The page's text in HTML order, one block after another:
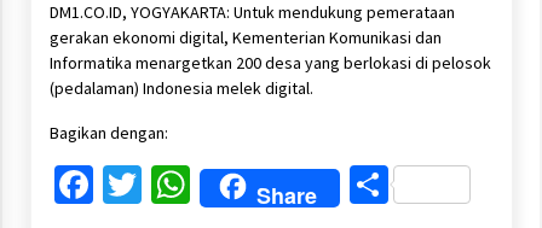
DM1.CO.ID, YOGYAKARTA: Untuk mendukung pemerataan
gerakan ekonomi digital, Kementerian Komunikasi dan
Informatika menargetkan 200 desa yang berlokasi di pelosok
(pedalaman) Indonesia melek digital.
Bagikan dengan:
Facebook
Twitter
WhatsApp
Share Share